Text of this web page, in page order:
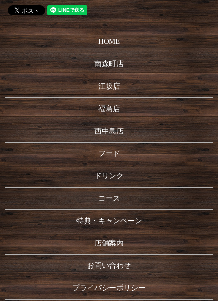
HOME
南森町店
江坂店
福島店
西中島店
フード
ドリンク
コース
特典・キャンペーン
店舗案内
お問い合わせ
プライバシーポリシー